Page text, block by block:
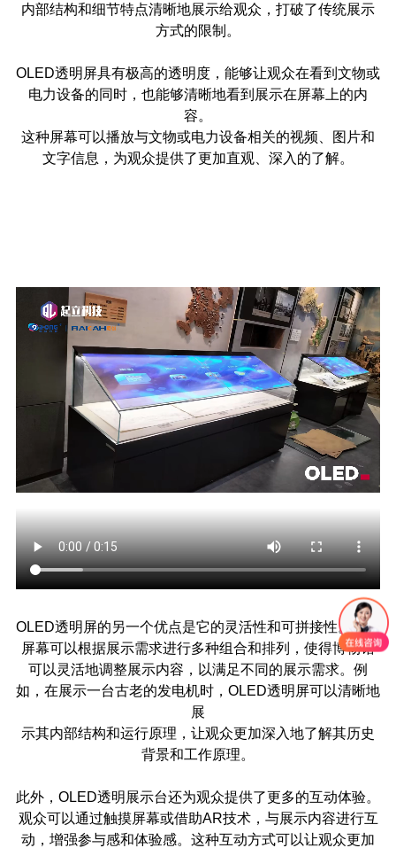
内部结构和细节特点清晰地展示给观众，打破了传统展示
方式的限制。
OLED透明屏具有极高的透明度，能够让观众在看到文物或
电力设备的同时，也能够清晰地看到展示在屏幕上的内
容。
这种屏幕可以播放与文物或电力设备相关的视频、图片和
文字信息，为观众提供了更加直观、深入的了解。
OLED透明屏的另一个优点是它的灵活性和可拼接性。这种
屏幕可以根据展示需求进行多种组合和排列，使得博物馆
可以灵活地调整展示内容，以满足不同的展示需求。例
如，在展示一台古老的发电机时，OLED透明屏可以清晰地
展
示其内部结构和运行原理，让观众更加深入地了解其历史
背景和工作原理。
此外，OLED透明展示台还为观众提供了更多的互动体验。
观众可以通过触摸屏幕或借助AR技术，与展示内容进行互
动，增强参与感和体验感。这种互动方式可以让观众更加